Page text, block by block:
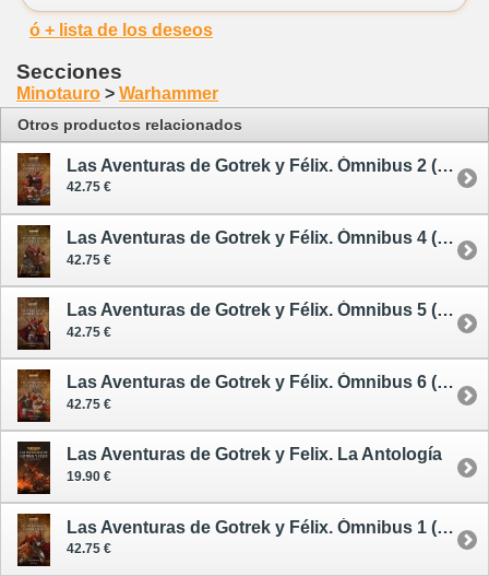
ó + lista de los deseos
Secciones
Minotauro > Warhammer
Otros productos relacionados
Las Aventuras de Gotrek y Félix. Ómnibus 2 (de 6) - nueva edición
42.75 €
Las Aventuras de Gotrek y Félix. Ómnibus 4 (de 6) - nueva edición
42.75 €
Las Aventuras de Gotrek y Félix. Ómnibus 5 (de 6)
42.75 €
Las Aventuras de Gotrek y Félix. Ómnibus 6 (de 6)
42.75 €
Las Aventuras de Gotrek y Felix. La Antología
19.90 €
Las Aventuras de Gotrek y Félix. Ómnibus 1 (de 6) - nueva edición
42.75 €